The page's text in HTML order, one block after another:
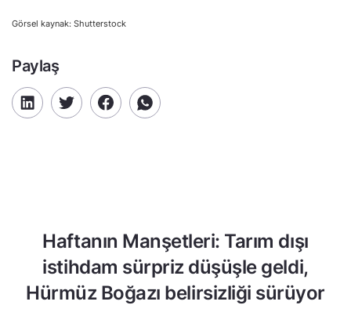
Görsel kaynak: Shutterstock
Paylaş
Haftanın Manşetleri: Tarım dışı
istihdam sürpriz düşüşle geldi,
Hürmüz Boğazı belirsizliği sürüyor